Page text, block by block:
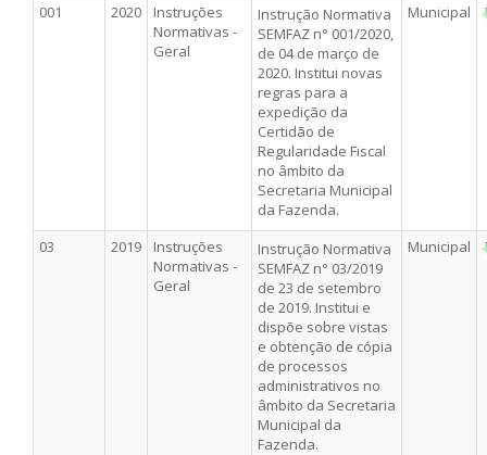
001
2020
Instruções
Normativas -
Geral
Instrução Normativa
SEMFAZ n° 001/2020,
de 04 de março de
2020. Institui novas
regras para a
expedição da
Certidão de
Regularidade Fiscal
no âmbito da
Secretaria Municipal
da Fazenda.
Municipal
03 2019
Instruções
Normativas -
Geral
Instrução Normativa
SEMFAZ n° 03/2019
de 23 de setembro
de 2019. Institui e
dispõe sobre vistas
e obtenção de cópia
de processos
administrativos no
âmbito da Secretaria
Municipal da
Fazenda.
Municipal